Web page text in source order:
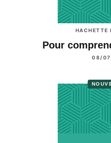
HACHETTE
Pour
08/